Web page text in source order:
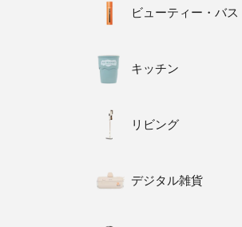
ビューティー・バス
キッチン
リビング
デジタル雑貨